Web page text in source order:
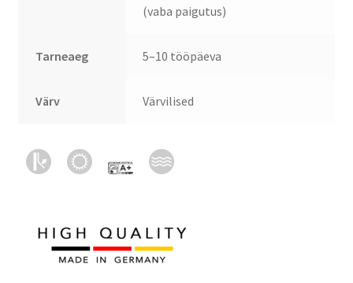
(vaba paigutus)
Tarneaeg 5–10 tööpäeva
Värv Värvilised